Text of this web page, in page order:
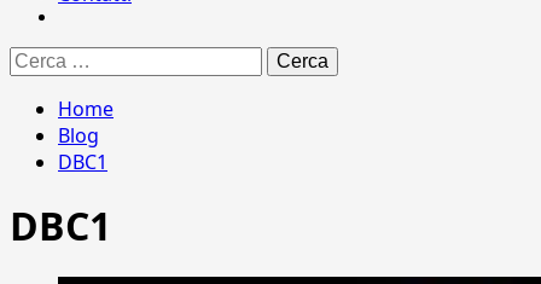
Ricerca
per:
Home
Blog
DBC1
DBC1